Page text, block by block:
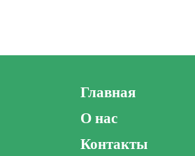
Главная
О нас
Контакты